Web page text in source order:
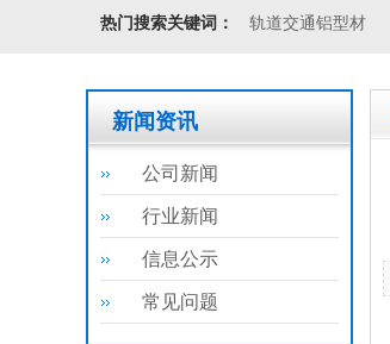
热门搜索关键词： 轨道交通铝型材
新闻资讯
公司新闻
行业新闻
信息公示
常见问题